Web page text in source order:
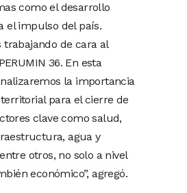
como el desarrollo
el impulso del país.
trabajando de cara al
36. En esta
la importancia
para el cierre de
clave como salud,
agua y
otros, no solo a nivel
económico”, agregó.